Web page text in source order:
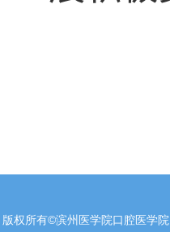
版权所有©滨州医学院口腔医学院